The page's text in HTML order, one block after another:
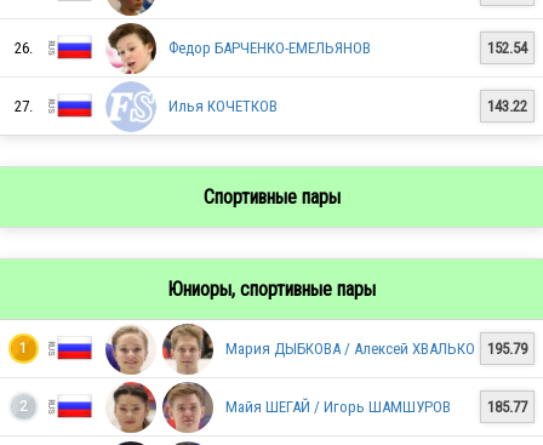
RUS
26. Федор БАРЧЕНКО-ЕМЕЛЬЯНОВ 152.54
27. Илья КОЧЕТКОВ 143.22
Спортивные пары
Юниоры, спортивные пары
1 Мария ДЫБКОВА / Алексей ХВАЛЬКО 195.79
2 Майя ШЕГАЙ / Игорь ШАМШУРОВ 185.77